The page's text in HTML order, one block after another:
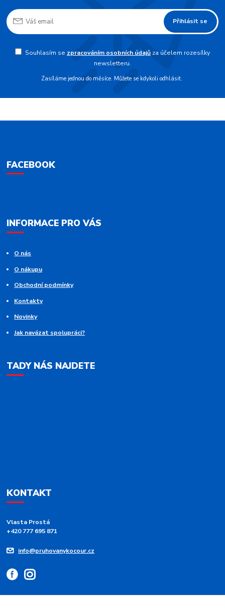
Přihlásit se
Souhlasím se zpracováním osobních údajůza účelem rozesílky
newsletteru.
Zasíláme jednou do měsíce. Můžete se kdykoli odhlásit.
FACEBOOK
INFORMACE PRO VÁS
O nás
O nákupu
Obchodní podmínky
Kontakty
Novinky
Jak navázat spolupráci?
TADY NÁS NAJDETE
KONTAKT
Vlasta Prostá
+420 777 695 871
info@pruhovanykocour.cz